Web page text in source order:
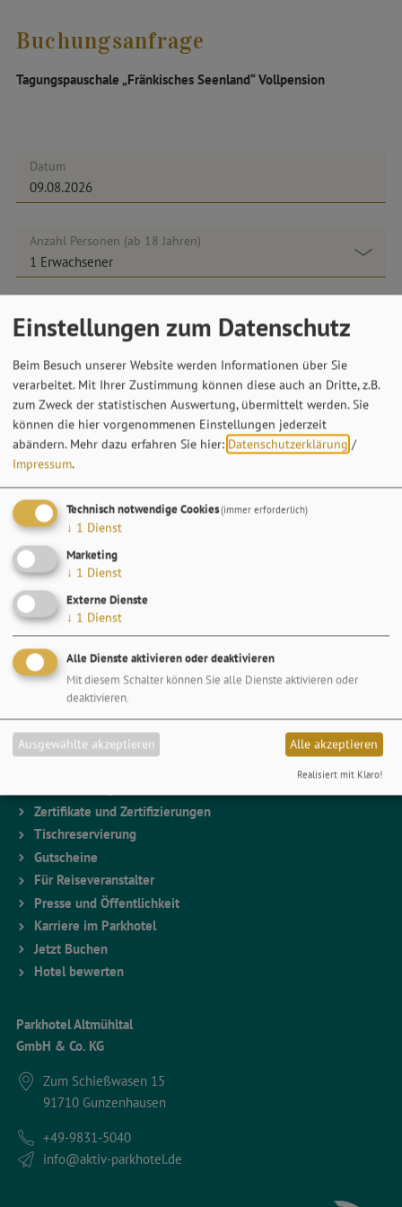
Buchungsanfrage
Tagungspauschale „Fränkisches Seenland“ Vollpension
Datum
Anzahl Personen (ab 18 Jahren)
Anzahl Kinder (0 - 17 Jahre)
WEITER ...
Zertifikate und Zertifizierungen
Tischreservierung
Gutscheine
Für Reiseveranstalter
Presse und Öffentlichkeit
Karriere im Parkhotel
Jetzt Buchen
Hotel bewerten
Parkhotel Altmühltal
GmbH & Co. KG
Zum Schießwasen 15
91710 Gunzenhausen
+49-9831-5040
info@aktiv-parkhotel.de
Einstellungen zum Datenschutz
Beim Besuch unserer Website werden Informationen über Sie
verarbeitet. Mit Ihrer Zustimmung können diese auch an Dritte, z.B.
zum Zweck der statistischen Auswertung, übermittelt werden. Sie
können die hier vorgenommenen Einstellungen jederzeit
abändern. Mehr dazu erfahren Sie hier: Datenschutzerklärung /
Impressum.
Technisch notwendige Cookies(immer erforderlich)
↓ 1 Dienst
Marketing
↓ 1 Dienst
Externe Dienste
↓ 1 Dienst
Alle Dienste aktivieren oder deaktivieren
Mit diesem Schalter können Sie alle Dienste aktivieren oder
deaktivieren.
Ausgewählte akzeptieren Alle akzeptieren
Realisiert mit Klaro!